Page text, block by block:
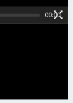
00:00